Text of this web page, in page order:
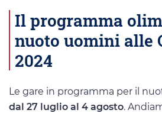
Il programma
nuoto uomini alle
2024
Le gare in programma per il
dal 27 luglio al 4 agosto.